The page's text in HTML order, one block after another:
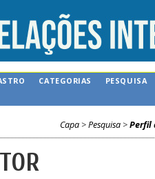
CATEGORIAS
PESQUISA
Capa >Pesquisa >Perfil